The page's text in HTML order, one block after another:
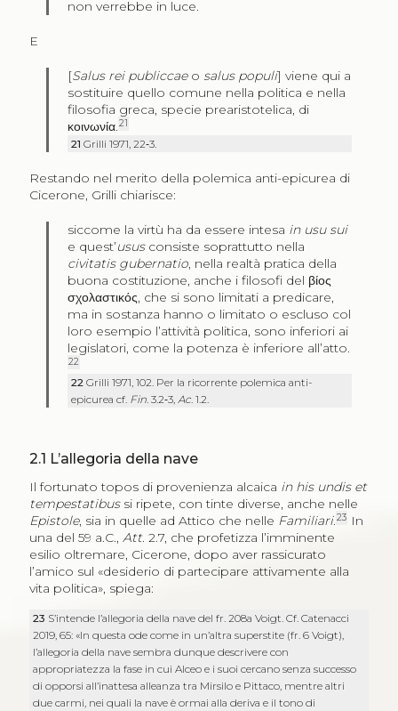
non verrebbe in luce.
E
[Salus rei publiccaeo salus populi] viene qui a
sostituire quello comune nella politica e nella
filosofia greca, specie prearistotelica, di
κοινωνία.21
21Grilli 1971, 22‑3.
Restando nel merito della polemica anti-epicurea di
Cicerone, Grilli chiarisce:
siccome la virtù ha da essere intesa in usu sui
e quest’ususconsiste soprattutto nella
civitatis gubernatio, nella realtà pratica della
buona costituzione, anche i filosofi del βίος
σχολαστικός, che si sono limitati a predicare,
ma in sostanza hanno o limitato o escluso col
loro esempio l’attività politica, sono inferiori ai
legislatori, come la potenza è inferiore all’atto.
22
22Grilli 1971, 102. Per la ricorrente polemica anti-
epicurea cf. Fin. 3.2‑3,Ac. 1.2.
2.1 L’allegoria della nave
Il fortunato topos di provenienza alcaica in his undis et
tempestatibussi ripete, con tinte diverse, anche nelle
Epistole, sia in quelle ad Attico che nelle Familiari.23 In
una del 59 a.C., Att. 2.7, che profetizza l’imminente
esilio oltremare, Cicerone, dopo aver rassicurato
l’amico sul «desiderio di partecipare attivamente alla
vita politica», spiega:
23 S’intende l’allegoria della nave del fr. 208a Voigt. Cf. Catenacci
2019, 65: «In questa ode come in un’altra superstite (fr. 6 Voigt),
l’allegoria della nave sembra dunque descrivere con
appropriatezza la fase in cui Alceo e i suoi cercano senza successo
di opporsi all’inattesa alleanza tra Mirsilo e Pittaco, mentre altri
due carmi, nei quali la nave è ormai alla deriva e il tono di